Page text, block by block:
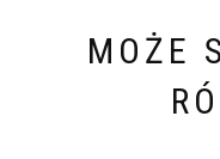
MOŻE